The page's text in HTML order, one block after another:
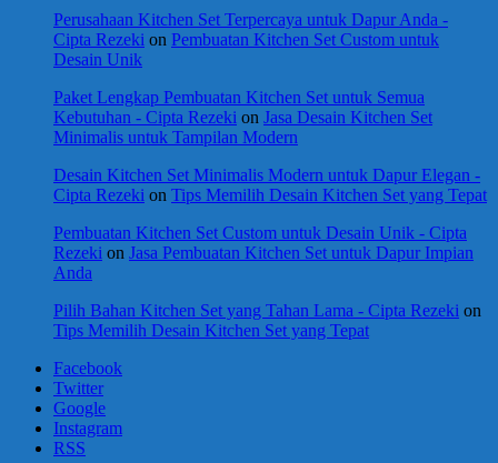
Perusahaan Kitchen Set Terpercaya untuk Dapur Anda -
Cipta Rezeki on Pembuatan Kitchen Set Custom untuk
Desain Unik
Paket Lengkap Pembuatan Kitchen Set untuk Semua
Kebutuhan - Cipta Rezeki on Jasa Desain Kitchen Set
Minimalis untuk Tampilan Modern
Desain Kitchen Set Minimalis Modern untuk Dapur Elegan -
Cipta Rezeki on Tips Memilih Desain Kitchen Set yang Tepat
Pembuatan Kitchen Set Custom untuk Desain Unik - Cipta
Rezeki on Jasa Pembuatan Kitchen Set untuk Dapur Impian
Anda
Pilih Bahan Kitchen Set yang Tahan Lama - Cipta Rezeki on
Tips Memilih Desain Kitchen Set yang Tepat
Facebook
Twitter
Google
Instagram
RSS